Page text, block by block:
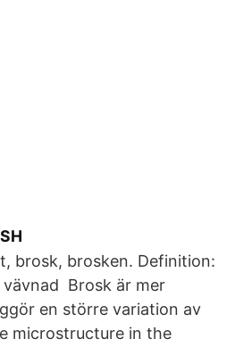
brosk, brosken. Definition:
vävnad Brosk är mer
en större variation av
microstructure in the